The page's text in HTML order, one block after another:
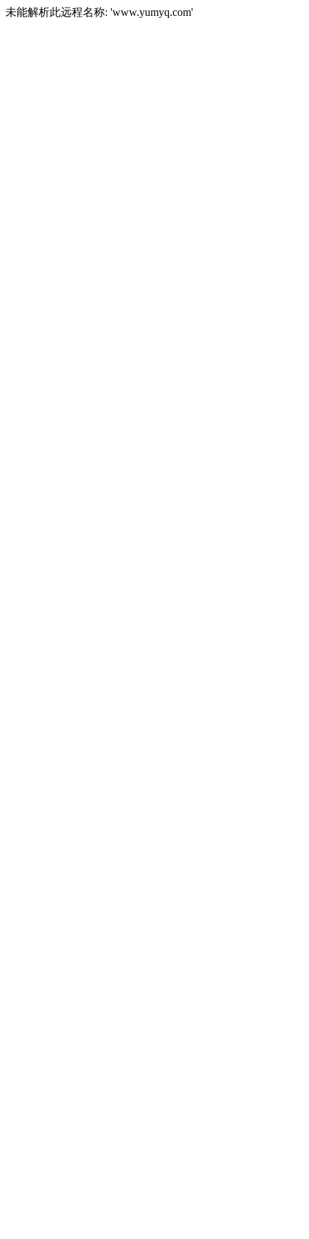
未能解析此远程名称: 'www.yumyq.com'